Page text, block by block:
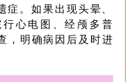
症。如果出现头晕、
心电图、经颅多普
，明确病因后及时进